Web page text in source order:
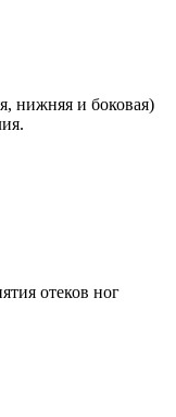
нижняя и боковая)
отеков ног